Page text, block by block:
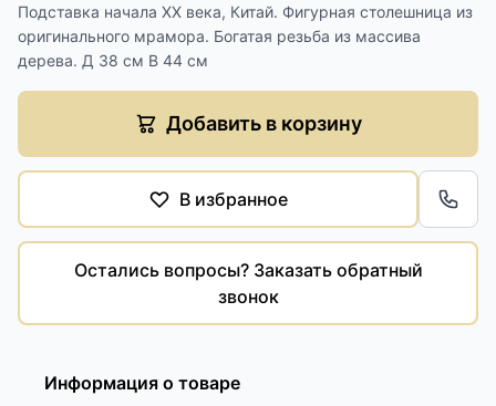
Подставка начала XX века, Китай. Фигурная столешница из
оригинального мрамора. Богатая резьба из массива
дерева. Д 38 см В 44 см
Добавить в корзину
В избранное
Остались вопросы? Заказать обратный
звонок
Информация о товаре